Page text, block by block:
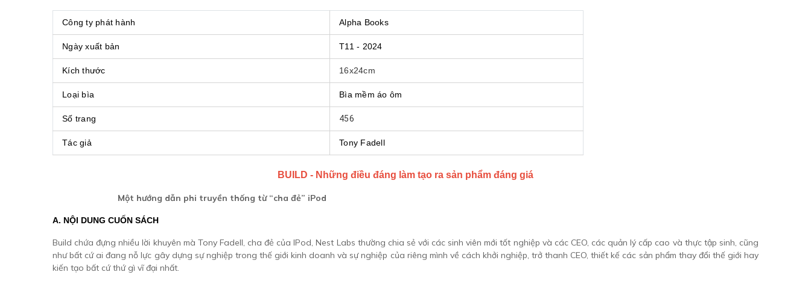
Công ty phát hành Alpha Books
Ngày xuất bản T11 - 2024
Kích thước 16x24cm
Loại bìa Bìa mềm áo ôm
Số trang 456
Tác giả Tony Fadell
BUILD - Những điều đáng làm tạo ra sản phẩm đáng giá
Một hướng dẫn phi truyền thống từ “cha đẻ” iPod
A. NỘI DUNG CUỐN SÁCH
Build chứa đựng nhiều lời khuyên mà Tony Fadell, cha đẻ của IPod, Nest Labs thường chia sẻ với các sinh viên mới tốt nghiệp và các CEO, các quản lý cấp cao và thực tập sinh, cũng
như bất cứ ai đang nỗ lực gây dựng sự nghiệp trong thế giới kinh doanh và sự nghiệp của riêng mình về cách khởi nghiệp, trở thanh CEO, thiết kế các sản phẩm thay đổi thế giới hay
kiến tạo bất cứ thứ gì vĩ đại nhất.